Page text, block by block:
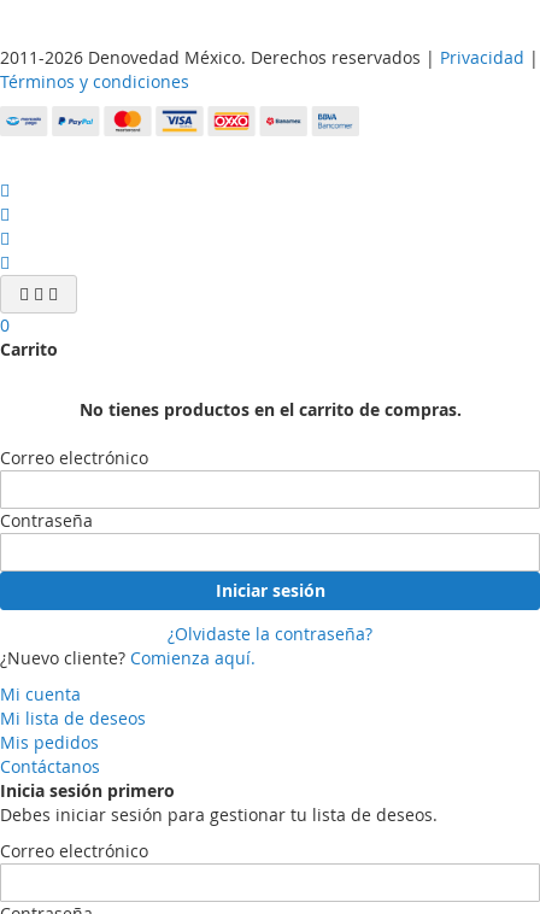
2011-2026 Denovedad México. Derechos reservados | Privacidad |
Términos y condiciones
0
Carrito
No tienes productos en el carrito de compras.
Correo electrónico
Contraseña
Iniciar sesión
¿Olvidaste la contraseña?
¿Nuevo cliente? Comienza aquí.
Mi cuenta
Mi lista de deseos
Mis pedidos
Contáctanos
Inicia sesión primero
Debes iniciar sesión para gestionar tu lista de deseos.
Correo electrónico